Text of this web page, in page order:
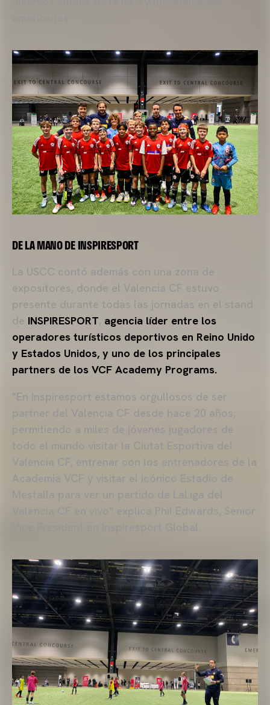
DE LA MANO DE INSPIRESPORT
La USCC contó además con una zona de
expositores, donde el Valencia CF estuvo
presente durante todas las jornadas en el stand
de INSPIRESPORT, agencia líder entre los
operadores turísticos deportivos en Reino Unido
y Estados Unidos, y uno de los principales
partners de los VCF Academy Programs.
"En Inspiresport estamos orgullosos de ser
partner del Valencia CF desde hace 20 años,
permitiendo a miles de jóvenes jugadores de
todo el mundo visitar la Ciutat Esportiva del
Valencia CF, entrenar con los entrenadores de la
Academia VCF y visitar el icónico Estadio de